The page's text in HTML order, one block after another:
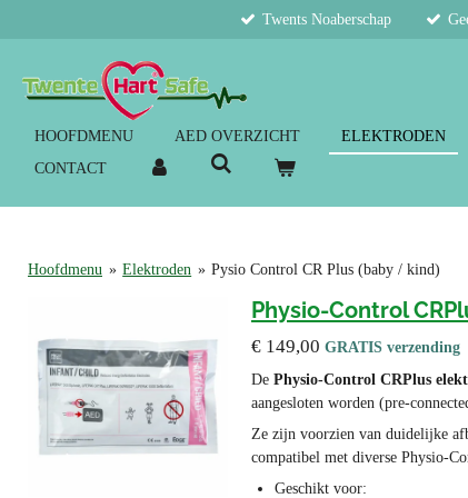
de
Twents Noaberschap
HOOFDMENU AED OVERZICHT ELEKTRODEN
CONTACT
Hoofdmenu » Elektroden » Pysio Control CR Plus (baby / kind)
Physio-Control
€ 149,00 GRATIS verzending
De Physio-Control CRPlus
aangesloten worden (pre-
Ze zijn voorzien van duidelijke
compatibel met diverse Physio-
Geschikt voor: